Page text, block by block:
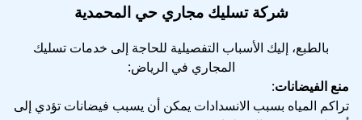
شركة تسليك مجاري حي المحمدية
بالطبع، إليك الأسباب التفصيلية للحاجة إلى خدمات تسليك
المجاري في الرياض:
منع الفيضانات:
تراكم المياه بسبب الانسدادات يمكن أن يسبب فيضانات تؤدي إلى